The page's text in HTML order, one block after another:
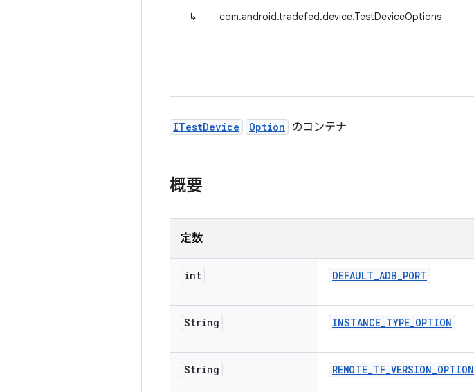
↳ com.android.tradefed.device.TestDeviceOptions
ITestDevice Option のコンテナ
概要
定数
int DEFAULT_ADB_PORT
String INSTANCE_TYPE_OPTION
String REMOTE_TF_VERSION_OPTION